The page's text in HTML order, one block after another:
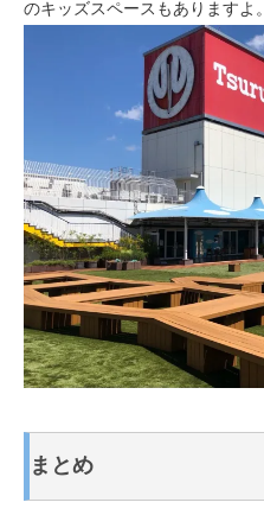
のキッズスペースもありますよ。
まとめ